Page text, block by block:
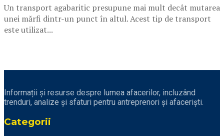
Un transport agabaritic presupune mai mult decât mutarea
unei mărfi dintr-un punct în altul. Acest tip de transport
este utilizat...
Informații și resurse despre lumea afacerilor, incluzând
trenduri, analize și sfaturi pentru antreprenori și afaceriști.
Categorii